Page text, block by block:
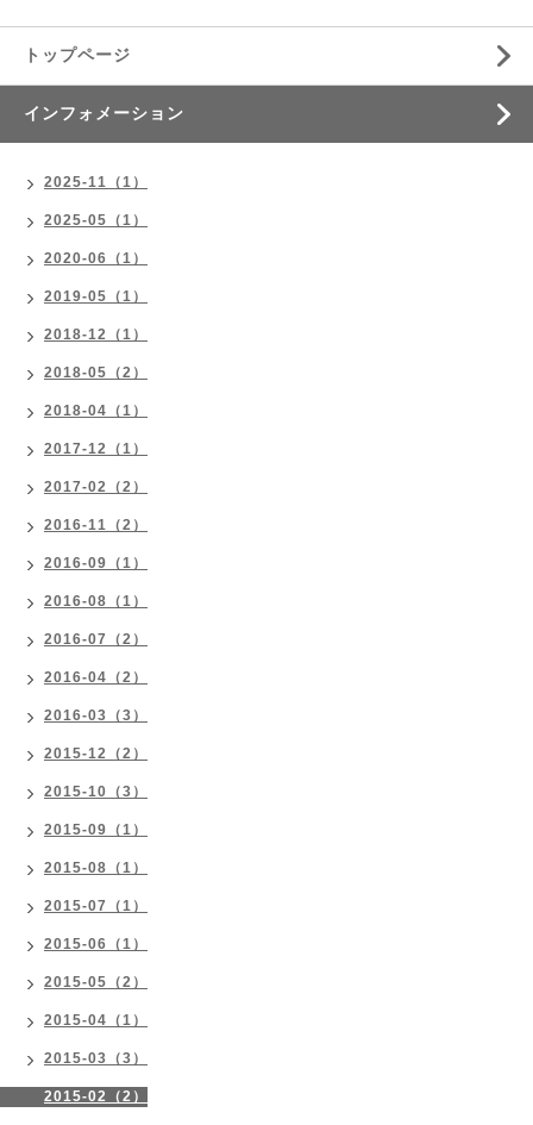
トップページ
インフォメーション
2025-11（1）
2025-05（1）
2020-06（1）
2019-05（1）
2018-12（1）
2018-05（2）
2018-04（1）
2017-12（1）
2017-02（2）
2016-11（2）
2016-09（1）
2016-08（1）
2016-07（2）
2016-04（2）
2016-03（3）
2015-12（2）
2015-10（3）
2015-09（1）
2015-08（1）
2015-07（1）
2015-06（1）
2015-05（2）
2015-04（1）
2015-03（3）
2015-02（2）